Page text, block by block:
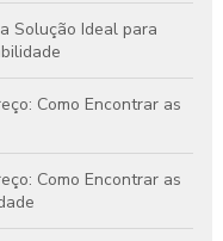
Solução Ideal para
Como Encontrar as
Como Encontrar as